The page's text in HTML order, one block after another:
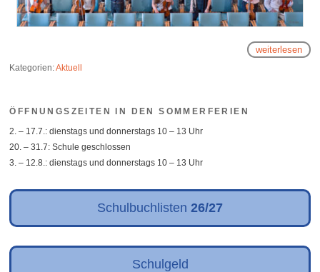
weiterlesen
Kategorien:Aktuell
ÖFFNUNGSZEITEN IN DEN SOMMERFERIEN
2. – 17.7.: dienstags und donnerstags 10 – 13 Uhr
20. – 31.7: Schule geschlossen
3. – 12.8.: dienstags und donnerstags 10 – 13 Uhr
Schulbuchlisten 26/27
Schulgeld